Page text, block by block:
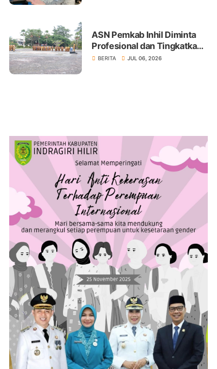
ASN Pemkab Inhil Diminta
Profesional dan Tingkatkan
Pelayanan Publik
BERITA JUL 06, 2026